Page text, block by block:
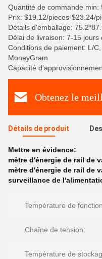
Quantité de commande min:
Prix: $19.12/pieces-$23.24/
Détails d'emballage:
Délai de livraison: 7-15 jours
Conditions de paiement: L/C,
MoneyGram
Capacité
Obtenez le
Détails de produit
Mettre en évidence:
mètre d'énergie de rail de
mètre d'énergie de rail de
surveillance de
Température de
Chaîne de tension:
Température de